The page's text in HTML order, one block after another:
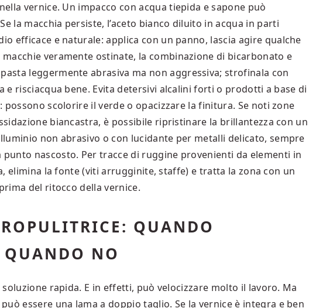
vernice. Un impacco con acqua tiepida e sapone può
la macchia persiste, l’aceto bianco diluito in acqua in parti
efficace e naturale: applica con un panno, lascia agire qualche
veramente ostinate, la combinazione di bicarbonato e
leggermente abrasiva ma non aggressiva; strofinala con
e risciacqua bene. Evita detersivi alcalini forti o prodotti a base di
scolorire il verde o opacizzare la finitura. Se noti zone
biancastra, è possibile ripristinare la brillantezza con un
non abrasivo o con lucidante per metalli delicato, sempre
nascosto. Per tracce di ruggine provenienti da elementi in
elimina la fonte (viti arrugginite, staffe) e tratta la zona con un
del ritocco della vernice.
QUANDO
NO
rapida. E in effetti, può velocizzare molto il lavoro. Ma
essere una lama a doppio taglio. Se la vernice è integra e ben